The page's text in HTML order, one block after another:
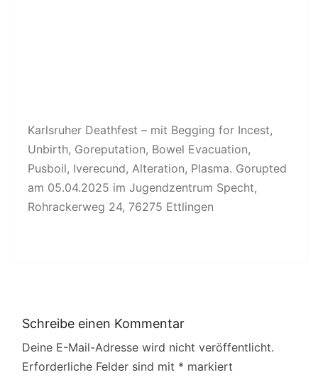
Karlsruher Deathfest – mit Begging for Incest,
Unbirth, Goreputation, Bowel Evacuation,
Pusboil, Iverecund, Alteration, Plasma. Gorupted
am 05.04.2025 im Jugendzentrum Specht,
Rohrackerweg 24, 76275 Ettlingen
Schreibe einen Kommentar
Deine E-Mail-Adresse wird nicht veröffentlicht.
Erforderliche Felder sind mit * markiert